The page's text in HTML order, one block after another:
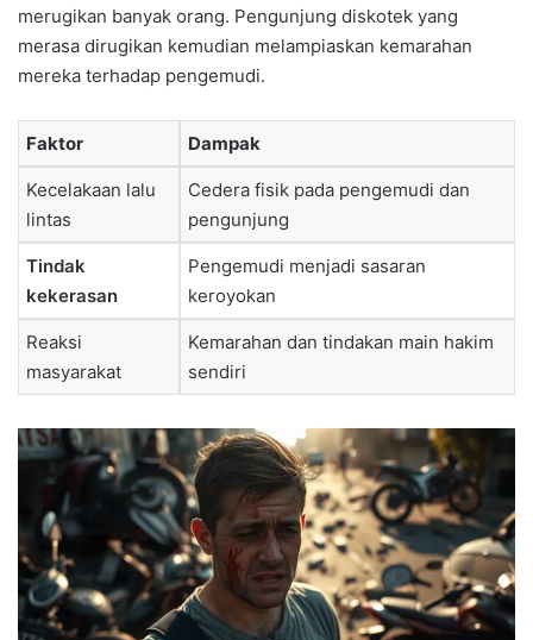
merugikan banyak orang. Pengunjung diskotek yang
merasa dirugikan kemudian melampiaskan kemarahan
mereka terhadap pengemudi.
Faktor Dampak
Kecelakaan lalu
lintas
Cedera fisik pada pengemudi dan
pengunjung
Tindak
kekerasan
Pengemudi menjadi sasaran
keroyokan
Reaksi
masyarakat
Kemarahan dan tindakan main hakim
sendiri